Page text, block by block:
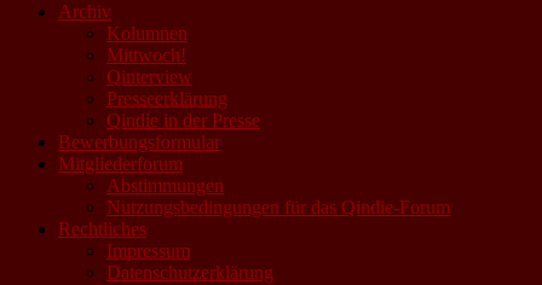
Archiv
Kolumnen
Mittwoch!
Qinterview
Presseerklärung
Qindie in der Presse
Bewerbungsformular
Mitgliederforum
Abstimmungen
Nutzungsbedingungen für das Qindie-Forum
Rechtliches
Impressum
Datenschutzerklärung